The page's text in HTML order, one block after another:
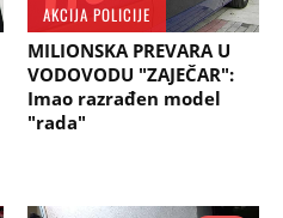
AKCIJA POLICIJE
MILIONSKA PREVARA U
VODOVODU "ZAJEČAR":
Imao razrađen model
"rada"